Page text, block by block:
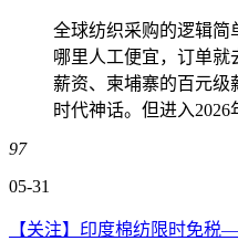
全球纺织采购的逻辑简
哪里人工便宜，订单就
薪资、柬埔寨的百元级
时代神话。但进入2026
97
05-31
【关注】印度棉纺限时免